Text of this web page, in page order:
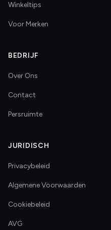
Winkeltips
Voor Merken
BEDRIJF
Over Ons
Contact
Persruimte
JURIDISCH
Privacybeleid
Algemene Voorwaarden
Cookiebeleid
AVG